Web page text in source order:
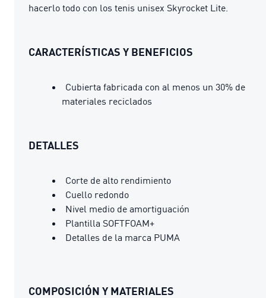
hacerlo todo con los tenis unisex Skyrocket Lite.
CARACTERÍSTICAS Y BENEFICIOS
Cubierta fabricada con al menos un 30% de
materiales reciclados
DETALLES
Corte de alto rendimiento
Cuello redondo
Nivel medio de amortiguación
Plantilla SOFTFOAM+
Detalles de la marca PUMA
COMPOSICIÓN Y MATERIALES